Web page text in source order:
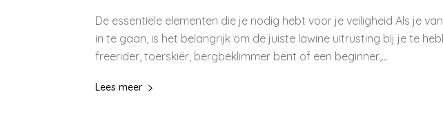
De essentiële elementen die je nodig hebt voor je veiligheid Als je
in te gaan, is het belangrijk om de juiste lawine uitrusting bij je te
freerider, toerskiër, bergbeklimmer bent of een beginner,...
Lees meer